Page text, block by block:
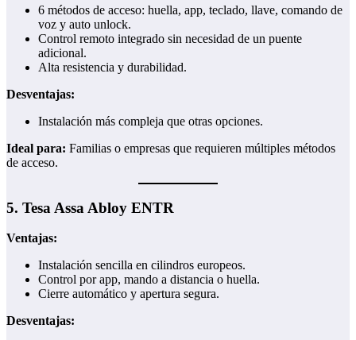
6 métodos de acceso: huella, app, teclado, llave, comando de
voz y auto unlock.
Control remoto integrado sin necesidad de un puente
adicional.
Alta resistencia y durabilidad.
Desventajas:
Instalación más compleja que otras opciones.
Ideal para: Familias o empresas que requieren múltiples métodos
de acceso.
5. Tesa Assa Abloy ENTR
Ventajas:
Instalación sencilla en cilindros europeos.
Control por app, mando a distancia o huella.
Cierre automático y apertura segura.
Desventajas: